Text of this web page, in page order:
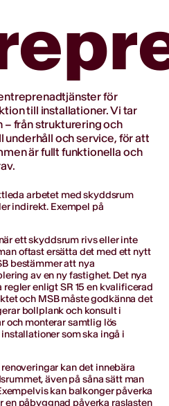
för skyddsrum, från
för
till installationer. Vi tar
– från strukturering och
underhåll och service, för att
är fullt funktionella och
arbetet med skyddsrum
indirekt. Exempel på
ett skyddsrum rivs eller inte
oftast ersätta det med ett nytt
bestämmer att nya
av en ny fastighet. Det nya
enligt SR 15 en kvalificerad
och MSB måste godkänna det
bollplank och konsult i
och monterar samtlig lös
som ska ingå i
kan det innebära
även på såna sätt man
kan balkonger påverka
en påbyggnad påverka raslasten